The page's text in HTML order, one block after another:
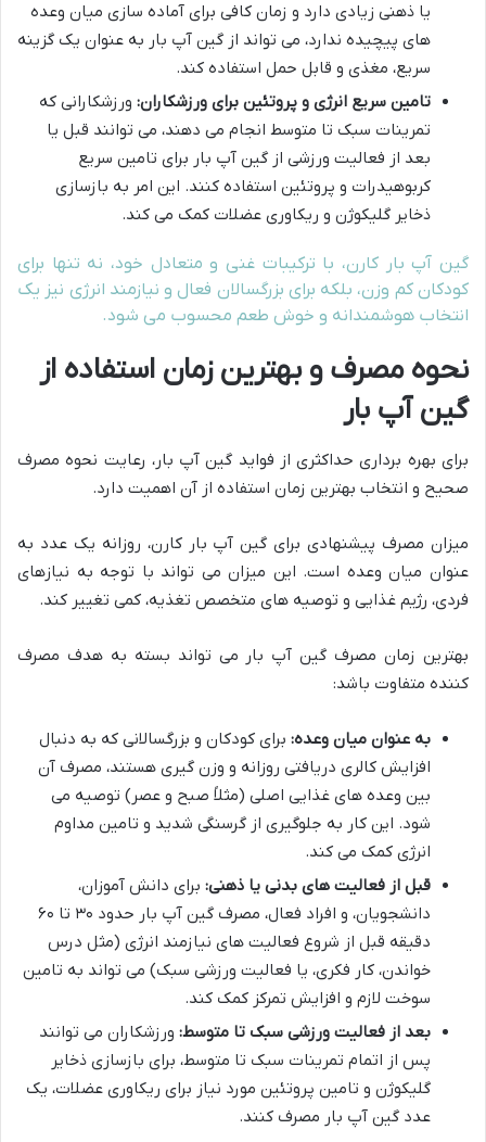
یا ذهنی زیادی دارد و زمان کافی برای آماده سازی میان وعده
های پیچیده ندارد، می تواند از گین آپ بار به عنوان یک گزینه
سریع، مغذی و قابل حمل استفاده کند.
تامین سریع انرژی و پروتئین برای ورزشکاران: ورزشکارانی که
تمرینات سبک تا متوسط انجام می دهند، می توانند قبل یا
بعد از فعالیت ورزشی از گین آپ بار برای تامین سریع
کربوهیدرات و پروتئین استفاده کنند. این امر به بازسازی
ذخایر گلیکوژن و ریکاوری عضلات کمک می کند.
گین آپ بار کارن، با ترکیبات غنی و متعادل خود، نه تنها برای
کودکان کم وزن، بلکه برای بزرگسالان فعال و نیازمند انرژی نیز یک
انتخاب هوشمندانه و خوش طعم محسوب می شود.
نحوه مصرف و بهترین زمان استفاده از
گین آپ بار
برای بهره برداری حداکثری از فواید گین آپ بار، رعایت نحوه مصرف
صحیح و انتخاب بهترین زمان استفاده از آن اهمیت دارد.
میزان مصرف پیشنهادی برای گین آپ بار کارن، روزانه یک عدد به
عنوان میان وعده است. این میزان می تواند با توجه به نیازهای
فردی، رژیم غذایی و توصیه های متخصص تغذیه، کمی تغییر کند.
بهترین زمان مصرف گین آپ بار می تواند بسته به هدف مصرف
کننده متفاوت باشد:
به عنوان میان وعده: برای کودکان و بزرگسالانی که به دنبال
افزایش کالری دریافتی روزانه و وزن گیری هستند، مصرف آن
بین وعده های غذایی اصلی (مثلاً صبح و عصر) توصیه می
شود. این کار به جلوگیری از گرسنگی شدید و تامین مداوم
انرژی کمک می کند.
قبل از فعالیت های بدنی یا ذهنی: برای دانش آموزان،
دانشجویان، و افراد فعال، مصرف گین آپ بار حدود ۳۰ تا ۶۰
دقیقه قبل از شروع فعالیت های نیازمند انرژی (مثل درس
خواندن، کار فکری، یا فعالیت ورزشی سبک) می تواند به تامین
سوخت لازم و افزایش تمرکز کمک کند.
بعد از فعالیت ورزشی سبک تا متوسط: ورزشکاران می توانند
پس از اتمام تمرینات سبک تا متوسط، برای بازسازی ذخایر
گلیکوژن و تامین پروتئین مورد نیاز برای ریکاوری عضلات، یک
عدد گین آپ بار مصرف کنند.